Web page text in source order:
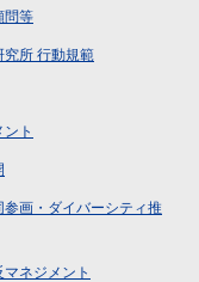
問等
究所 行動規範
ト
参画・ダイバーシティ推
ネジメント